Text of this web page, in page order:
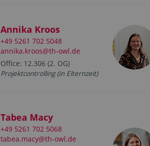
Annika Kroos
+49 5261 702 5048
annika.kroos@th-owl.de
Office: 12.306 (2. OG)
Projektcontrolling (in Elternzeit)
Tabea Macy
+49 5261 702 5068
tabea.macy@th-owl.de